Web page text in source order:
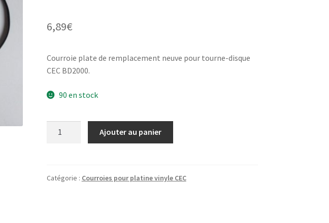
notations
6,89€
Courroie plate de remplacement neuve pour tourne-disque
CEC BD2000.
90 en stock
2000
Ajouter au panier
Catégorie : Courroies pour platine vinyle CEC